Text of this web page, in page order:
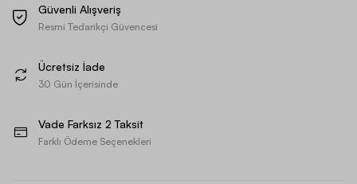
Güvenli Alışveriş
Resmi Tedarikçi Güvencesi
Ücretsiz İade
30 Gün İçerisinde
Vade Farksız 2 Taksit
Farklı Ödeme Seçenekleri